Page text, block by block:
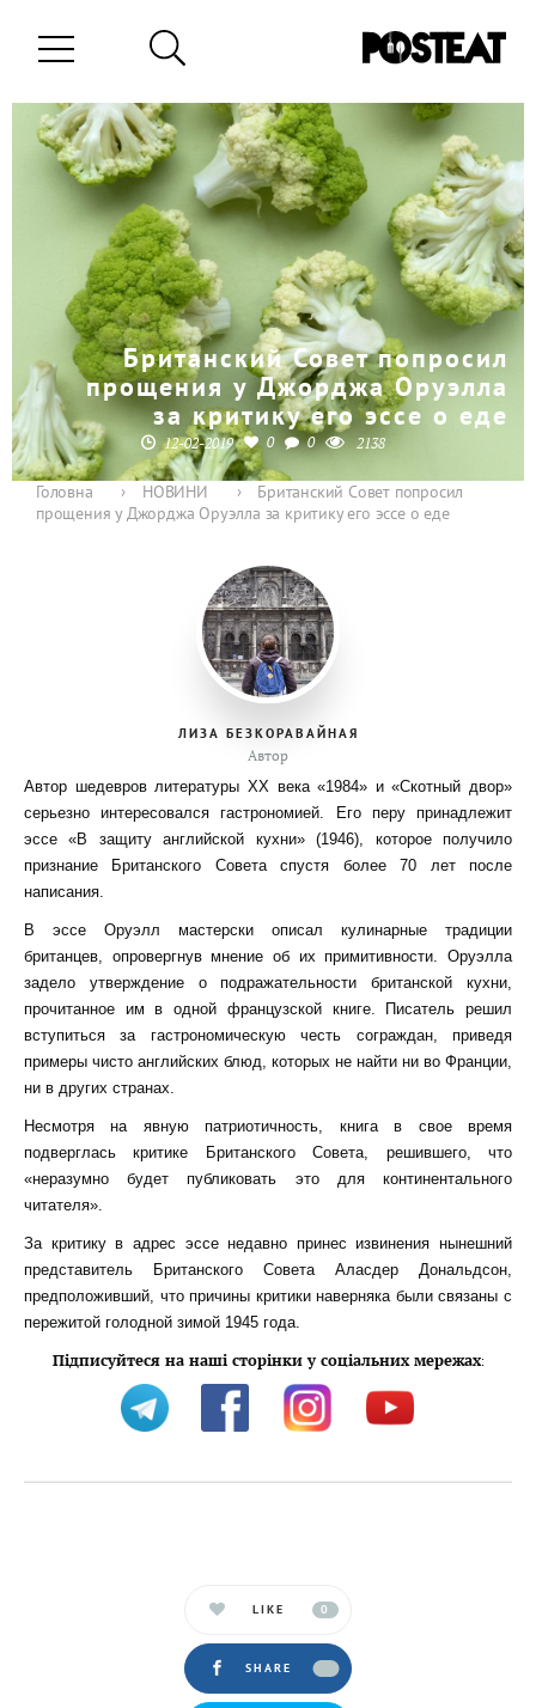
Британский Совет попросил
прощения у Джорджа Оруэлла
за критику его эссе о еде
12-02-2019 0 0 2138
Головна › НОВИНИ ›
Британский Совет попросил
прощения у Джорджа Оруэлла за критику его эссе о еде
ЛИЗА БЕЗКОРАВАЙНАЯ
Автор
Автор шедевров литературы ХХ века «1984» и «Скотный двор»
серьезно интересовался гастрономией. Его перу принадлежит
эссе «В защиту английской кухни» (1946), которое получило
признание Британского Совета спустя более 70 лет после
написания.
В эссе Оруэлл мастерски описал кулинарные традиции
британцев, опровергнув мнение об их примитивности. Оруэлла
задело утверждение о подражательности британской кухни,
прочитанное им в одной французской книге. Писатель решил
вступиться за гастрономическую честь сограждан, приведя
примеры чисто английских блюд, которых не найти ни во Франции,
ни в других странах.
Несмотря на явную патриотичность, книга в свое время
подверглась критике Британского Совета, решившего, что
«неразумно будет публиковать это для континентального
читателя».
За критику в адрес эссе недавно принес извинения нынешний
представитель Британского Совета Аласдер Дональдсон,
предположивший, что причины критики наверняка были связаны с
пережитой голодной зимой 1945 года.
Підписуйтеся на наші сторінки у соціальних мережах:
LIKE 0
SHARE